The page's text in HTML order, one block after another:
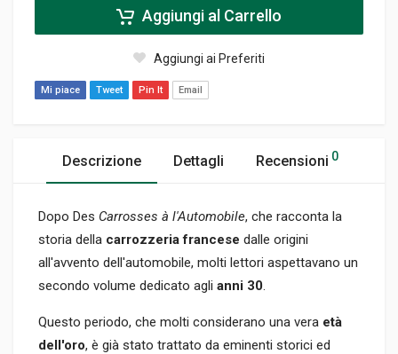
Aggiungi al Carrello
Aggiungi ai Preferiti
Mi piace Tweet Pin It Email
Descrizione Dettagli Recensioni 0
Dopo Des Carrosses à l'Automobile, che racconta la
storia della carrozzeria francese dalle origini
all'avvento dell'automobile, molti lettori aspettavano un
secondo volume dedicato agli anni 30.
Questo periodo, che molti considerano una vera età
dell'oro, è già stato trattato da eminenti storici ed